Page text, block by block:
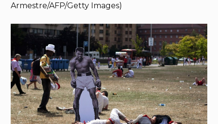
Armestre/AFP/Getty Images)